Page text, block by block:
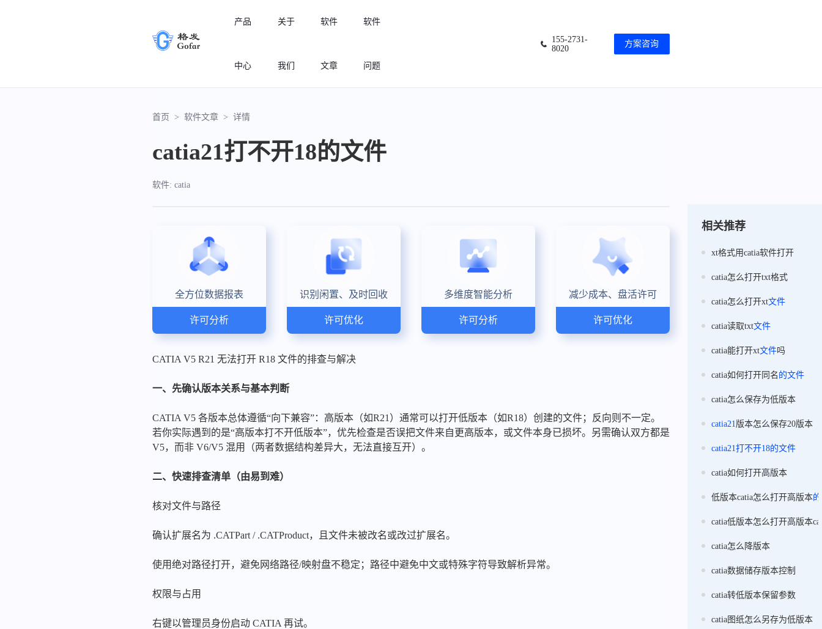
产品
中心
许可分析
实现专业软件许可精细化管理
关于
我们
软件
文章
软件
问题
155-2731-
8020
方案咨询
首页 > 软件文章 > 详情
catia21打不开18的文件
软件: catia
全方位数据报表
许可分析
识别闲置、及时回收
许可优化
多维度智能分析
许可分析
减少成本、盘活许可
许可优化
CATIA V5 R21 无法打开 R18 文件的排查与解决
一、先确认版本关系与基本判断
CATIA V5 各版本总体遵循“向下兼容”：高版本（如R21）通常可以打开低版本（如R18）创建的文件；反向则不一定。
若你实际遇到的是“高版本打不开低版本”，优先检查是否误把文件来自更高版本，或文件本身已损坏。另需确认双方都是
V5，而非 V6/V5 混用（两者数据结构差异大，无法直接互开）。
二、快速排查清单（由易到难）
核对文件与路径
确认扩展名为 .CATPart / .CATProduct，且文件未被改名或改过扩展名。
使用绝对路径打开，避免网络路径/映射盘不稳定；路径中避免中文或特殊字符导致解析异常。
权限与占用
右键以管理员身份启动 CATIA 再试。
相关推荐
xt格式用catia软件打开
catia怎么打开txt格式
catia怎么打开xt文件
catia读取txt文件
catia能打开xt文件吗
catia如何打开同名 的文件
catia怎么保存为低版本
catia21版本怎么保存20版本
catia21打不开18的文件
catia如何打开高版本
低版本catia怎么打开高版本的
catia低版本怎么打开高版本
catia怎么降版本
catia数据储存版本控制
catia转低版本保留参数
catia图纸怎么另存为低版本